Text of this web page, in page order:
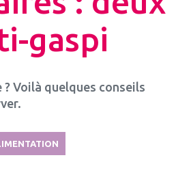
gaspi
Voilà quelques conseils